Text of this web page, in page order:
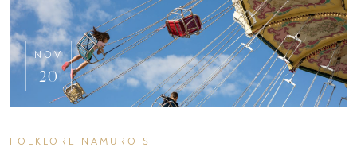
NOV
20
FOLKLORE NAMUROIS